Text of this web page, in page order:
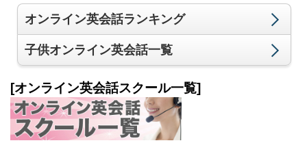
オンライン英会話ランキング
子供オンライン英会話一覧
[オンライン英会話スクール一覧]